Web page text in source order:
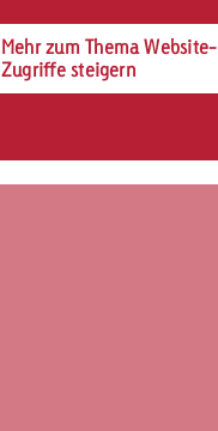
Mehr zum Thema Website-
Zugriffe steigern